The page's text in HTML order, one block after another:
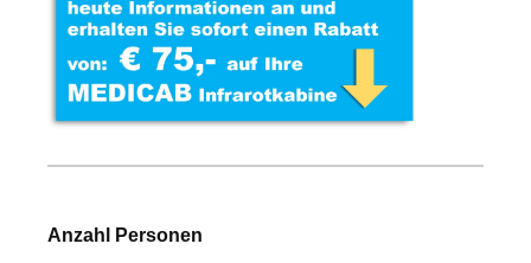
Anzahl Personen